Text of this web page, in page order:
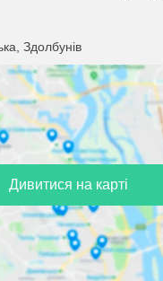
Здолбунів
Дивитися на карті